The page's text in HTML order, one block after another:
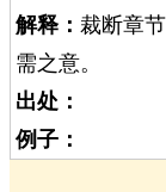
解释： 裁断章
需之意。
出处：
例子：